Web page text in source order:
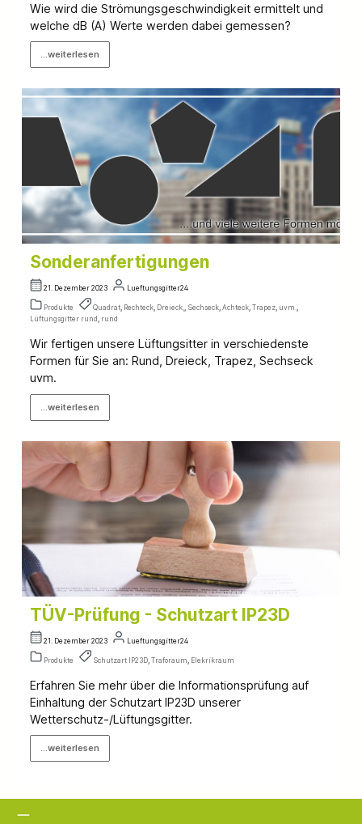
Wie wird die Strömungsgeschwindigkeit ermittelt und
welche dB (A) Werte werden dabei gemessen?
...weiterlesen
Sonderanfertigungen
21. Dezember 2023 Lueftungsgitter24
Produkte Quadrat, Rechteck, Dreieck,, Sechseck, Achteck, Trapez, uvm.,
Lüftungsgitter rund , rund
Wir fertigen unsere Lüftungsitter in verschiedenste
Formen für Sie an: Rund, Dreieck, Trapez, Sechseck
uvm.
...weiterlesen
TÜV-Prüfung - Schutzart IP23D
21. Dezember 2023 Lueftungsgitter24
Produkte Schutzart IP23D, Traforaum Elekrikraum
Erfahren Sie mehr über die Informationsprüfung auf
Einhaltung der Schutzart IP23D unserer
Wetterschutz-/Lüftungsgitter.
...weiterlesen